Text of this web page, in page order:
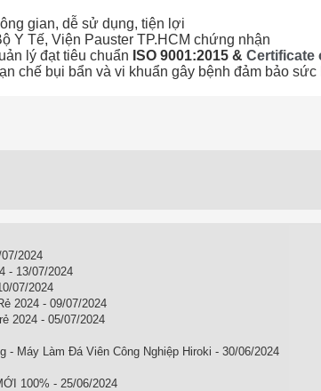
gian, dễ sử dụng, tiện lợi
Y Tế, Viện Pauster TP.HCM chứng nhận
lý đạt tiêu chuẩn ISO 9001:2015 & Certificate
chế bụi bẩn và vi khuẩn gây bệnh đảm bảo
2024
- 13/07/2024
07/2024
2024 - 09/07/2024
2024 - 05/07/2024
- Máy Làm Đá Viên Công Nghiệp Hiroki - 30/06/2024
100% - 25/06/2024